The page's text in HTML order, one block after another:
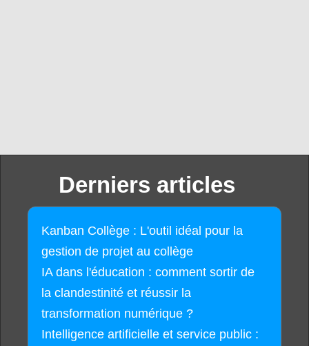
Derniers articles
Kanban Collège : L'outil idéal pour la
gestion de projet au collège
IA dans l'éducation : comment sortir de
la clandestinité et réussir la
transformation numérique ?
Intelligence artificielle et service public :